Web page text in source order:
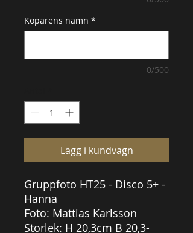
Köparens namn *
0/500
Lägg i kundvagn
Gruppfoto HT25 - Disco 5+ -
Hanna
Foto: Mattias Karlsson
Storlek: H 20,3cm B 20,3-